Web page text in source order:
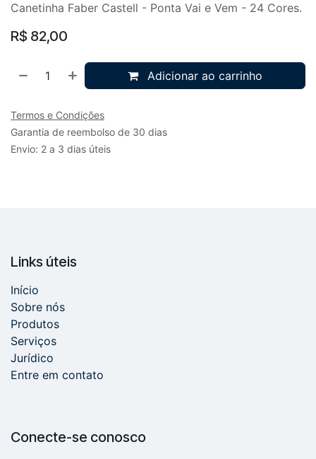
Canetinha Faber Castell - Ponta Vai e Vem - 24 Cores.
R$ 82,00
Adicionar ao carrinho
Termos e Condições
Garantia de reembolso de 30 dias
Envio: 2 a 3 dias úteis
Links úteis
Início
Sobre nós
Produtos
Serviços
Jurídico
Entre em contato
Conecte-se conosco